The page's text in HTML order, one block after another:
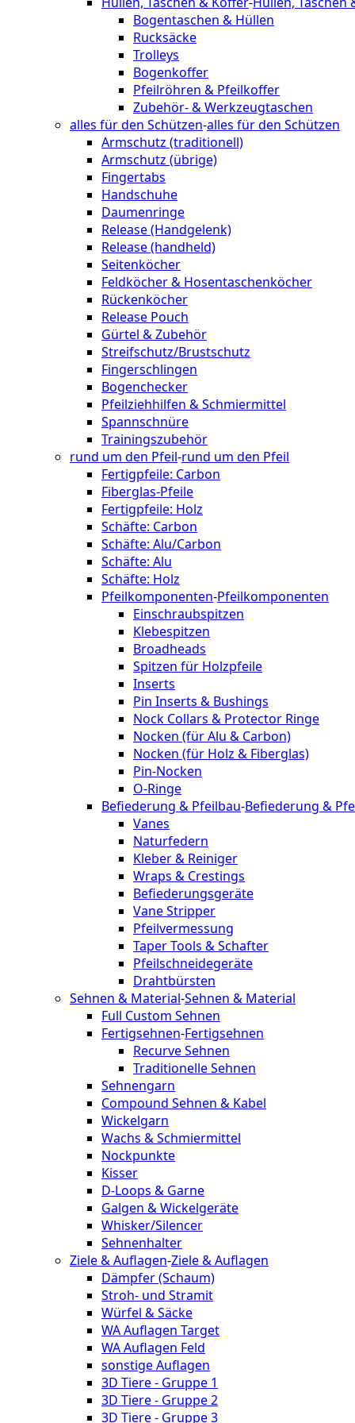
Bogentaschen & Hüllen
Rucksäcke
Trolleys
Bogenkoffer
Pfeilröhren & Pfeilkoffer
Zubehör- & Werkzeugtaschen
alles für den Schützen-alles für den Schützen
Armschutz (traditionell)
Armschutz (übrige)
Fingertabs
Handschuhe
Daumenringe
Release (Handgelenk)
Release (handheld)
Seitenköcher
Feldköcher & Hosentaschenköcher
Rückenköcher
Release Pouch
Gürtel & Zubehör
Streifschutz/Brustschutz
Fingerschlingen
Bogenchecker
Pfeilziehhilfen & Schmiermittel
Spannschnüre
Trainingszubehör
rund um den Pfeil-rund um den Pfeil
Fertigpfeile: Carbon
Fiberglas-Pfeile
Fertigpfeile: Holz
Schäfte: Carbon
Schäfte: Alu/Carbon
Schäfte: Alu
Schäfte: Holz
Pfeilkomponenten-Pfeilkomponenten
Einschraubspitzen
Klebespitzen
Broadheads
Spitzen für Holzpfeile
Inserts
Pin Inserts & Bushings
Nock Collars & Protector Ringe
Nocken (für Alu & Carbon)
Nocken (für Holz & Fiberglas)
Pin-Nocken
O-Ringe
Befiederung & Pfeilbau-Befiederung &
Vanes
Naturfedern
Kleber & Reiniger
Wraps & Crestings
Befiederungsgeräte
Vane Stripper
Pfeilvermessung
Taper Tools & Schafter
Pfeilschneidegeräte
Drahtbürsten
Sehnen & Material-Sehnen & Material
Full Custom Sehnen
Fertigsehnen-Fertigsehnen
Recurve Sehnen
Traditionelle Sehnen
Sehnengarn
Compound Sehnen & Kabel
Wickelgarn
Wachs & Schmiermittel
Nockpunkte
Kisser
D-Loops & Garne
Galgen & Wickelgeräte
Whisker/Silencer
Sehnenhalter
Ziele & Auflagen-Ziele & Auflagen
Dämpfer (Schaum)
Stroh- und Stramit
Würfel & Säcke
WA Auflagen Target
WA Auflagen Feld
sonstige Auflagen
3D Tiere - Gruppe 1
3D Tiere - Gruppe 2
3D Tiere - Gruppe 3